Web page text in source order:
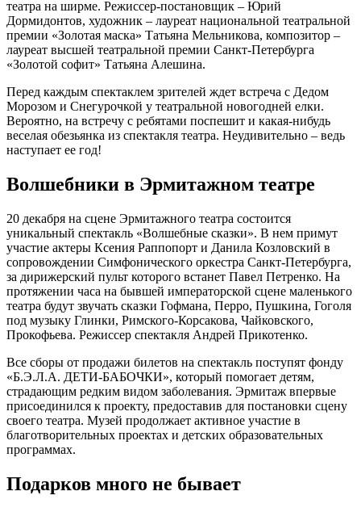
театра на ширме. Режиссер-постановщик – Юрий
Дормидонтов, художник – лауреат национальной театральной
премии «Золотая маска» Татьяна Мельникова, композитор –
лауреат высшей театральной премии Санкт-Петербурга
«Золотой софит» Татьяна Алешина.
Перед каждым спектаклем зрителей ждет встреча с Дедом
Морозом и Снегурочкой у театральной новогодней елки.
Вероятно, на встречу с ребятами поспешит и какая-нибудь
веселая обезьянка из спектакля театра. Неудивительно – ведь
наступает ее год!
Волшебники в Эрмитажном театре
20 декабря на сцене Эрмитажного театра состоится
уникальный спектакль «Волшебные сказки». В нем примут
участие актеры Ксения Раппопорт и Данила Козловский в
сопровождении Симфонического оркестра Санкт-Петербурга,
за дирижерский пульт которого встанет Павел Петренко. На
протяжении часа на бывшей императорской сцене маленького
театра будут звучать сказки Гофмана, Перро, Пушкина, Гоголя
под музыку Глинки, Римского-Корсакова, Чайковского,
Прокофьева. Режиссер спектакля Андрей Прикотенко.
Все сборы от продажи билетов на спектакль поступят фонду
«Б.Э.Л.А. ДЕТИ-БАБОЧКИ», который помогает детям,
страдающим редким видом заболевания. Эрмитаж впервые
присоединился к проекту, предоставив для постановки сцену
своего театра. Музей продолжает активное участие в
благотворительных проектах и детских образовательных
программах.
Подарков много не бывает